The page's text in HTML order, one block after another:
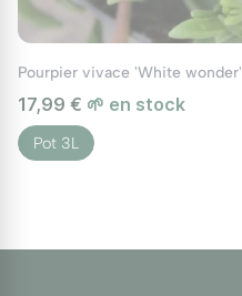
Pourpier vivace 'White wonder'
17,99 € 🌱 en stock
Pot 3L